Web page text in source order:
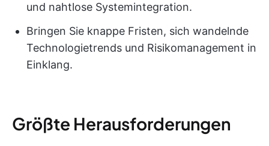
und nahtlose Systemintegration.
Bringen Sie knappe Fristen, sich wandelnde
Technologietrends und Risikomanagement in
Einklang.
Größte Herausforderungen